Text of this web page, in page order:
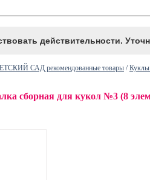
действительности.
САД рекомендованные товары /Куклы
сборная для кукол №3 (8